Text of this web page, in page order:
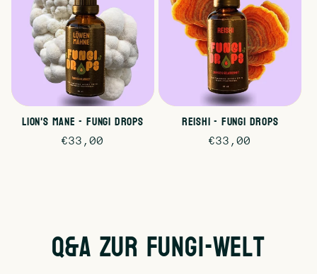
LION'S MANE - FUNGI DROPS
Normaler
€33,00
REISHI - FUNGI DROPS
Normaler
€33,00
Q&A zur Fungi-Welt